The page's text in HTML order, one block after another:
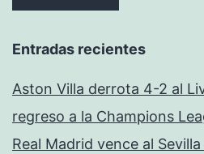
Entradas recientes
Aston Villa derrota 4-2 al
regreso a la Champions
Real Madrid vence al